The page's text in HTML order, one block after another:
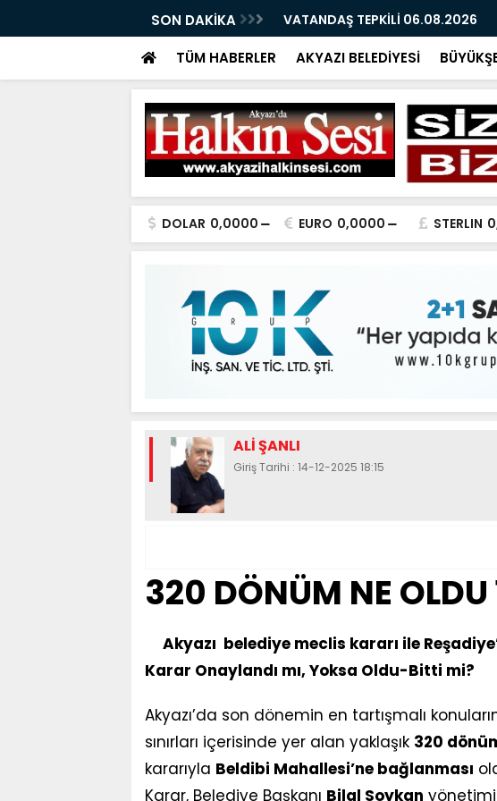
SON DAKİKA VATANDAŞ TEPKİLİ 06.08.2026
TÜM HABERLER AKYAZI BELEDİYESİ
DOLAR 0,0000 EURO 0,0000 STERLIN
ALİ ŞANLI
Giriş Tarihi : 14-12-2025 18:15
320 DÖNÜM NE
Akyazı belediye meclis kararı ile
Karar Onaylandı mı, Yoksa Oldu-Bitti mi?
Akyazı’da son dönemin en tartışmalı
sınırları içerisinde yer alan yaklaşık 320
kararıyla Beldibi Mahallesi’ne bağlanması
Karar, Belediye Başkanı Bilal Soykan